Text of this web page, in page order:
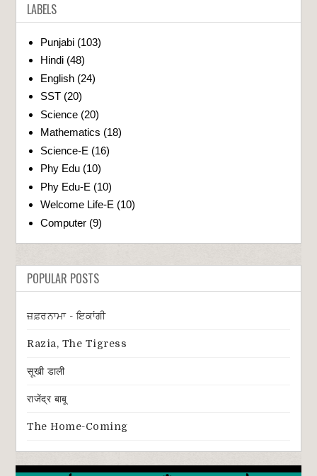
LABELS
Punjabi (103)
Hindi (48)
English (24)
SST (20)
Science (20)
Mathematics (18)
Science-E (16)
Phy Edu (10)
Phy Edu-E (10)
Welcome Life-E (10)
Computer (9)
POPULAR POSTS
ਜ਼ਫ਼ਰਨਾਮਾ - ਇਕਾਂਗੀ
Razia, The Tigress
सूखी डाली
राजेंद्र बाबू
The Home-Coming